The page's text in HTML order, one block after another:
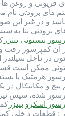
فریونی و روغن
های برودتی نام
و در غیر این
برودتی بنا به
پیستونی بیتزر
آن کمپرسور رفت
در داخل سیلندر
پیچ و مکانیکال در
شده، سپس
اسکرو بیتزر